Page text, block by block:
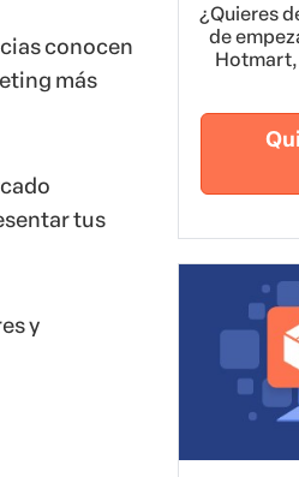
conocen
más
tus
y
¿Quieres
de